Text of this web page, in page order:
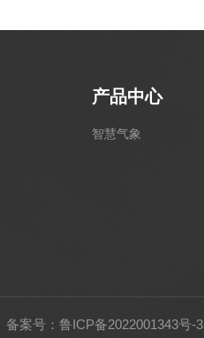
产品中心
智慧气象
备案号：鲁ICP备2022001343号-3